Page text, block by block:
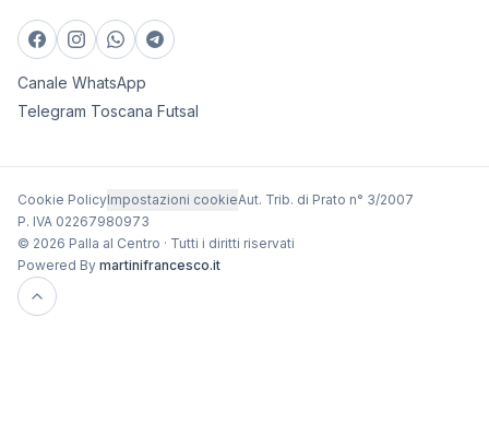
Canale WhatsApp
Telegram Toscana Futsal
Cookie PolicyImpostazioni cookieAut. Trib. di Prato n° 3/2007
P. IVA 02267980973
© 2026 Palla al Centro · Tutti i diritti riservati
Powered By martinifrancesco.it